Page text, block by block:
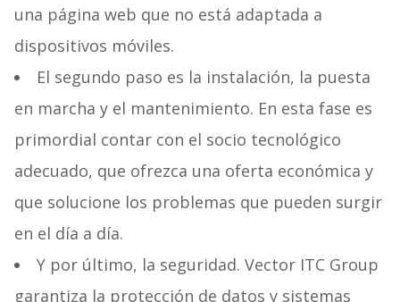
una página web que no está adaptada a
dispositivos móviles.
El segundo paso es la instalación, la puesta
en marcha y el mantenimiento. En esta fase es
primordial contar con el socio tecnológico
adecuado, que ofrezca una oferta económica y
que solucione los problemas que pueden surgir
en el día a día.
Y por último, la seguridad. Vector ITC Group
garantiza la protección de datos y sistemas